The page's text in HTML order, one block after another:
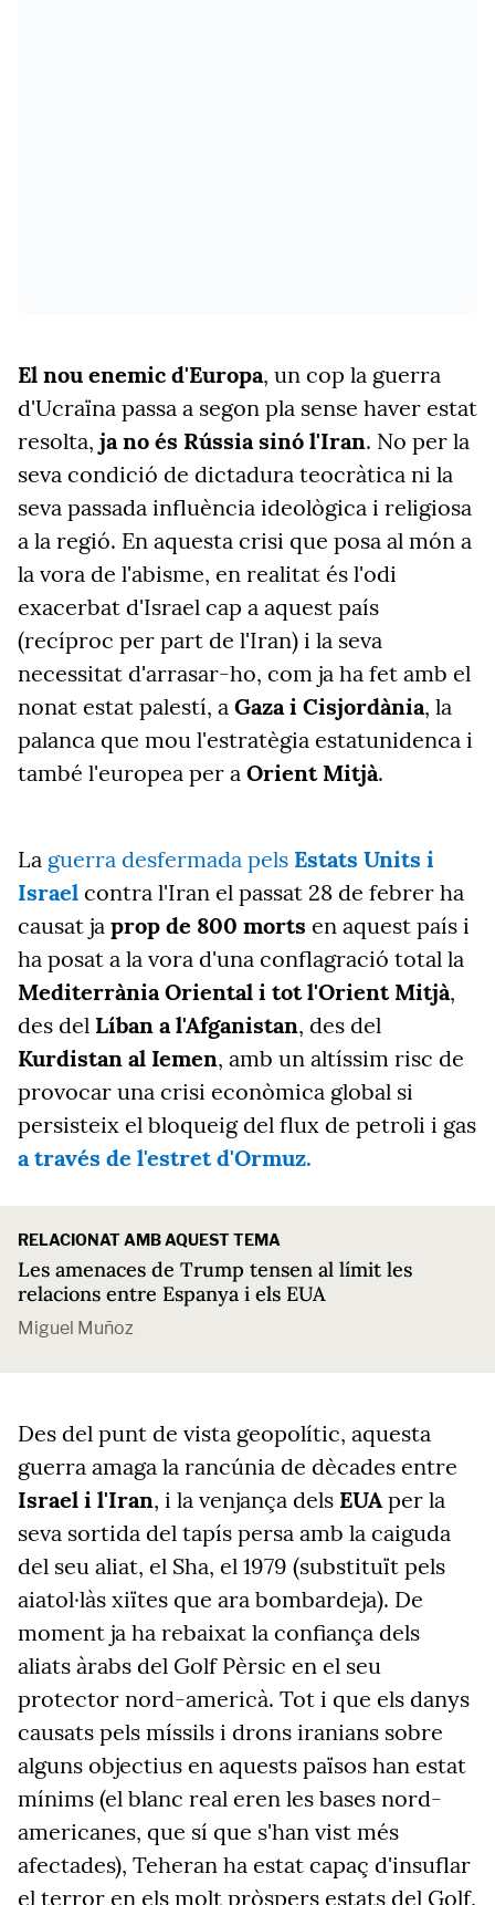
El nou enemic d'Europa, un cop la guerra
d'Ucraïna passa a segon pla sense haver estat
resolta, ja no és Rússia sinó l'Iran. No per la
seva condició de dictadura teocràtica ni la
seva passada influència ideològica i religiosa
a la regió. En aquesta crisi que posa al món a
la vora de l'abisme, en realitat és l'odi
exacerbat d'Israel cap a aquest país
(recíproc per part de l'Iran) i la seva
necessitat d'arrasar-ho, com ja ha fet amb el
nonat estat palestí, a Gaza i Cisjordània, la
palanca que mou l'estratègia estatunidenca i
també l'europea per a Orient Mitjà.
La guerra desfermada pels Estats Units i
Israel contra l'Iran el passat 28 de febrer ha
causat ja prop de 800 morts en aquest país i
ha posat a la vora d'una conflagració total la
Mediterrània Oriental i tot l'Orient Mitjà,
des del Líban a l'Afganistan, des del
Kurdistan al Iemen, amb un altíssim risc de
provocar una crisi econòmica global si
persisteix el bloqueig del flux de petroli i gas
a través de l'estret d'Ormuz.
RELACIONAT AMB AQUEST TEMA
Les amenaces de Trump tensen al límit les
relacions entre Espanya i els EUA
Miguel Muñoz
Des del punt de vista geopolític, aquesta
guerra amaga la rancúnia de dècades entre
Israel i l'Iran, i la venjança dels EUAper la
seva sortida del tapís persa amb la caiguda
del seu aliat, el Sha, el 1979 (substituït pels
aiatol·làs xiïtes que ara bombardeja). De
moment ja ha rebaixat la confiança dels
aliats àrabs del Golf Pèrsic en el seu
protector nord-americà. Tot i que els danys
causats pels míssils i drons iranians sobre
alguns objectius en aquests països han estat
mínims (el blanc real eren les bases nord-
americanes, que sí que s'han vist més
afectades), Teheran ha estat capaç d'insuflar
el terror en els molt pròspers estats del Golf,